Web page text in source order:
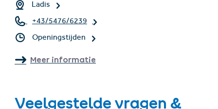
Ladis
+43/5476/6239
Openingstijden
Meer informatie
Veelgestelde vragen &